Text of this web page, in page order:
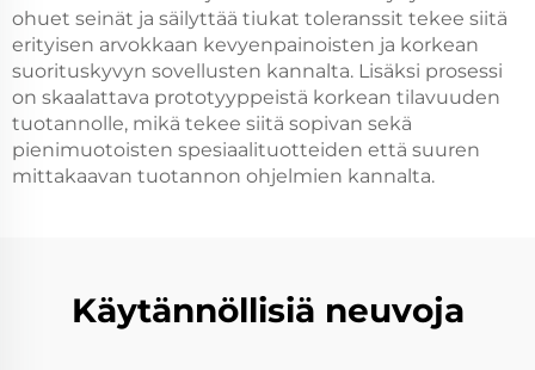
ohuet seinät ja säilyttää tiukat toleranssit tekee siitä
erityisen arvokkaan kevyenpainoisten ja korkean
suorituskyvyn sovellusten kannalta. Lisäksi prosessi
on skaalattava prototyyppeistä korkean tilavuuden
tuotannolle, mikä tekee siitä sopivan sekä
pienimuotoisten spesiaalituotteiden että suuren
mittakaavan tuotannon ohjelmien kannalta.
Käytännöllisiä neuvoja